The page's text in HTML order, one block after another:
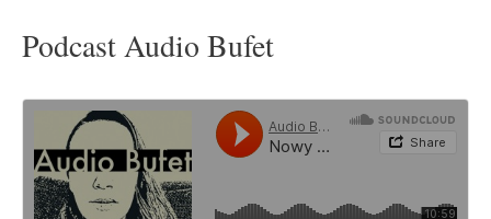
Podcast Audio Bufet